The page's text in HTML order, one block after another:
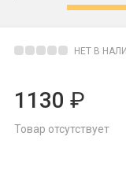
НЕТ В
1130 ₽
Товар отсутствует